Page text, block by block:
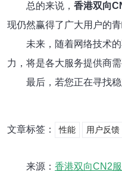
总的来说， 香港双向
现仍然赢得了广大用户的
未来，随着网络技术
力，将是各大服务提供商
最后，若您正在寻找
文章标签： 性能 用户反馈
来源： 香港双向CN2